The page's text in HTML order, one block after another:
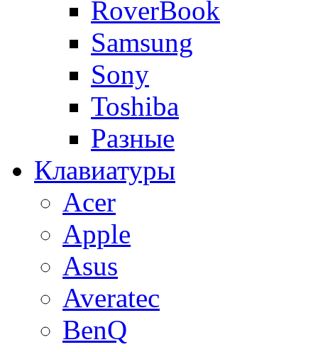
RoverBook
Samsung
Sony
Toshiba
Разные
Клавиатуры
Acer
Apple
Asus
Averatec
BenQ